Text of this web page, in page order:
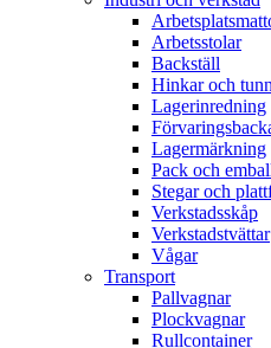
Arbetsstolar
Backställ
Hinkar och
Lagerinredning
Lagermärkning
Pack och
Stegar och
Verkstadsskåp
Verkstadstvättar
Vågar
Transport
Pallvagnar
Plockvagnar
Rullcontainer